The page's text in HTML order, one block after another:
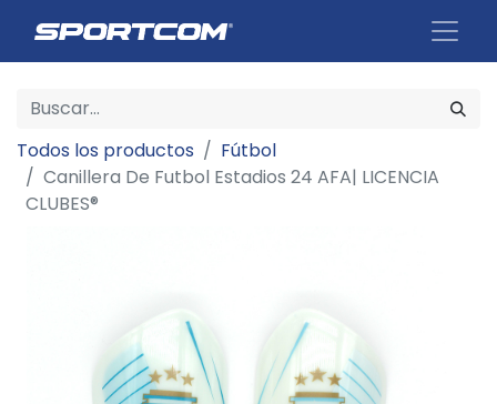
Todos los productos
Fútbol
Canillera De Futbol Estadios 24 AFA| LICENCIA
CLUBES®